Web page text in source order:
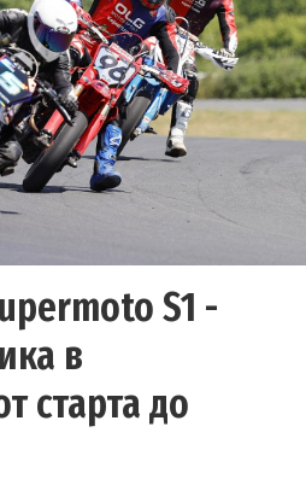
S1 -
в
старта до